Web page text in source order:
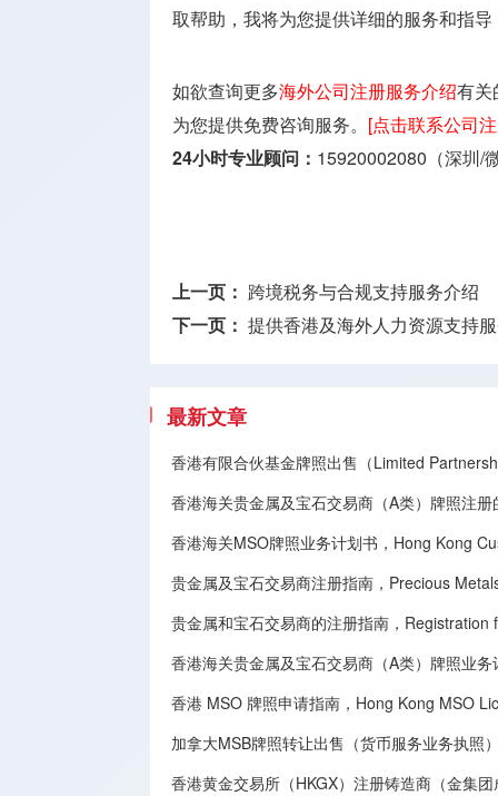
取帮助，我将为您提供详细的服务和指导
如欲查询更多海外公司注册服务介绍有关
为您提供免费咨询服务。 [点击联系公司
24小时专业顾问： 15920002080（深圳/
上一页： 跨境税务与合规支持服务介绍
下一页： 提供香港及海外人力资源支持
最新文章
香港有限合伙基金牌照出售（Limited
香港海关贵金属及宝石交易商（A类）牌照注册
香港海关MSO牌照业务计划书，Hong Kong
贵金属及宝石交易商注册指南，Precious
贵金属和宝石交易商的注册指南，
香港海关贵金属及宝石交易商（A类）牌照业
香港 MSO 牌照申请指南，Hong Kong MSO
加拿大MSB牌照转让​出售（货币服务业务执照），
香港黄金交易所（HKGX）注册铸造商（金集